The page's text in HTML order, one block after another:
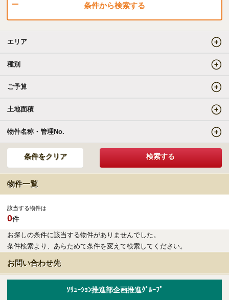
条件から検索する
エリア
種別
ご予算
土地面積
物件名称・管理No.
物件一覧
該当する物件は
0件
お探しの条件に該当する物件がありませんでした。
条件検索より、あらためて条件を変えて検索してください。
お問い合わせ先
ｿﾘｭｰｼｮﾝ推進部企画推進ｸﾞﾙｰﾌﾟ
仲介でのご売却とは
リゾートSTYLE
リゾートに関する様々なお役立ち情報をお届け
受託販売システム
新着物件お知らせメールに登録